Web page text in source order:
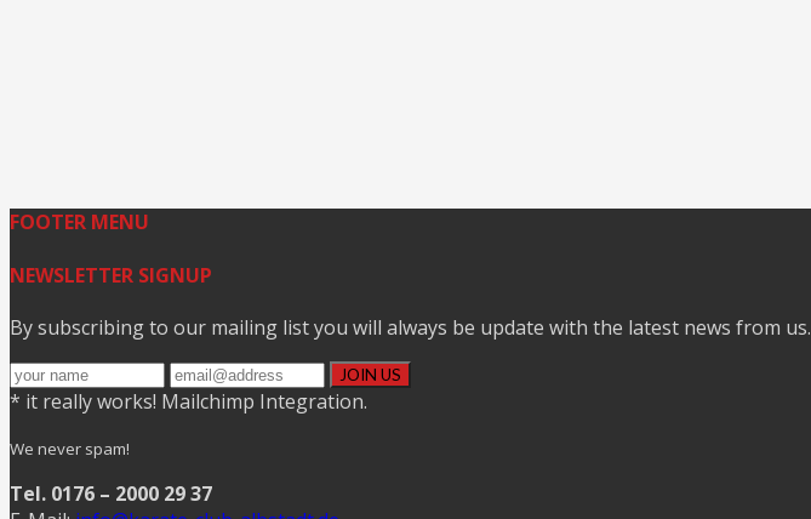
FOOTER MENU
NEWSLETTER SIGNUP
By subscribing to our mailing list you will always be update with the latest news from us.
* it really works! Mailchimp Integration.
We never spam!
Tel. 0176 – 2000 29 37